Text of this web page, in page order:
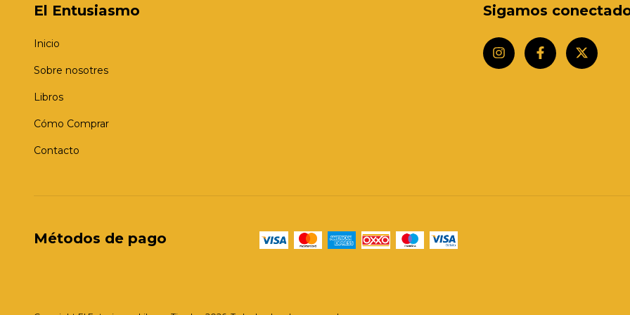
El Entusiasmo
Inicio
Sobre nosotres
Libros
Cómo Comprar
Contacto
Sigamos
Métodos de pago